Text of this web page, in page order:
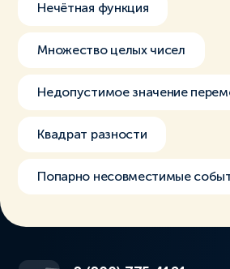
Нечётная функция
Множество целых чисел
Недопустимое значение
Квадрат разности
Попарно несовместимые